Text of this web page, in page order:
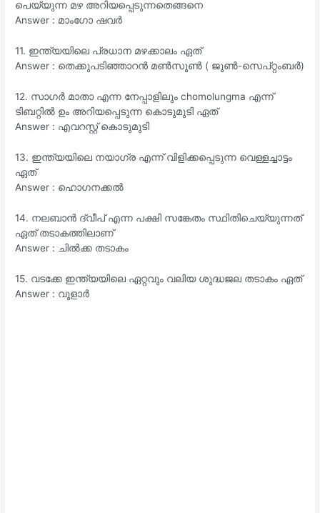
പെയ്യുന്ന മഴ അറിയപ്പെടുന്നതെങ്ങനെ
Answer : മാംഗോ ഷവർ
11. ഇന്ത്യയിലെ പ്രധാന മഴക്കാലം ഏത്
Answer : തെക്കുപടിഞ്ഞാറൻ മൺസൂൺ ( ജൂൺ-സെപ്റ്റംബർ)
12. സാഗർ മാതാ എന്ന നേപ്പാളിലും chomolungma എന്ന്
ടിബറ്റിൽ ഉം അറിയപ്പെടുന്ന കൊടുമുടി ഏത്
Answer : എവറസ്റ്റ് കൊടുമുടി
13. ഇന്ത്യയിലെ നയാഗ്ര എന്ന് വിളിക്കപ്പെടുന്ന വെള്ളച്ചാട്ടം
ഏത്
Answer : ഹൊഗനക്കൽ
14. നലബാൻ ദ്വീപ്‌ എന്ന പക്ഷി സങ്കേതം സ്ഥിതിചെയ്യുന്നത്
ഏത് തടാകത്തിലാണ്
Answer : ചിൽക്ക തടാകം
15. വടക്കേ ഇന്ത്യയിലെ ഏറ്റവും വലിയ ശുദ്ധജല തടാകം ഏത്
Answer : വൂളാർ